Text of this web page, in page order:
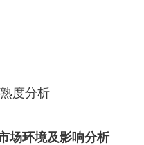
度分析
场环境及影响分析